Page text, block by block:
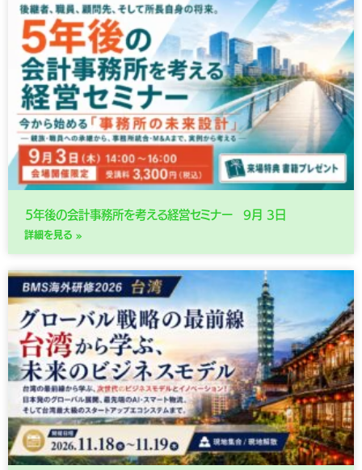
５年後の会計事務所を考える経営セミナー 9月 3日
詳細を見る »